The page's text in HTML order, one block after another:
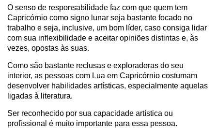
O senso de responsabilidade faz com que quem tem
Capricórnio como signo lunar seja bastante focado no
trabalho e seja, inclusive, um bom líder, caso consiga lidar
com sua inflexibilidade e aceitar opiniões distintas e, às
vezes, opostas às suas.
Como são bastante reclusas e exploradoras do seu
interior, as pessoas com Lua em Capricórnio costumam
desenvolver habilidades artísticas, especialmente aquelas
ligadas à literatura.
Ser reconhecido por sua capacidade artística ou
profissional é muito importante para essa pessoa.